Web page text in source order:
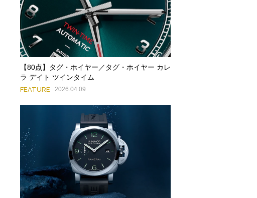
【80点】タグ・ホイヤー／タグ・ホイヤー カレ
ラ デイト ツインタイム
FEATURE 2026.04.09